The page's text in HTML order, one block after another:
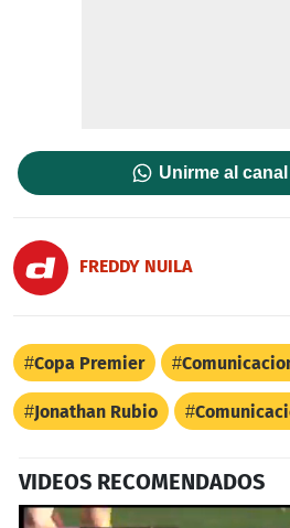
Unirme al
FREDDY NUILA
Copa Premier
Jonathan Rubio
VIDEOS RECOMENDADOS